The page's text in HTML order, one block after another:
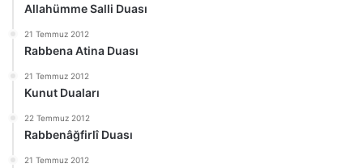
Allahümme Salli Duası
21 Temmuz 2012
Rabbena Atina Duası
21 Temmuz 2012
Kunut Duaları
22 Temmuz 2012
Rabbenâğfirlî Duası
21 Temmuz 2012